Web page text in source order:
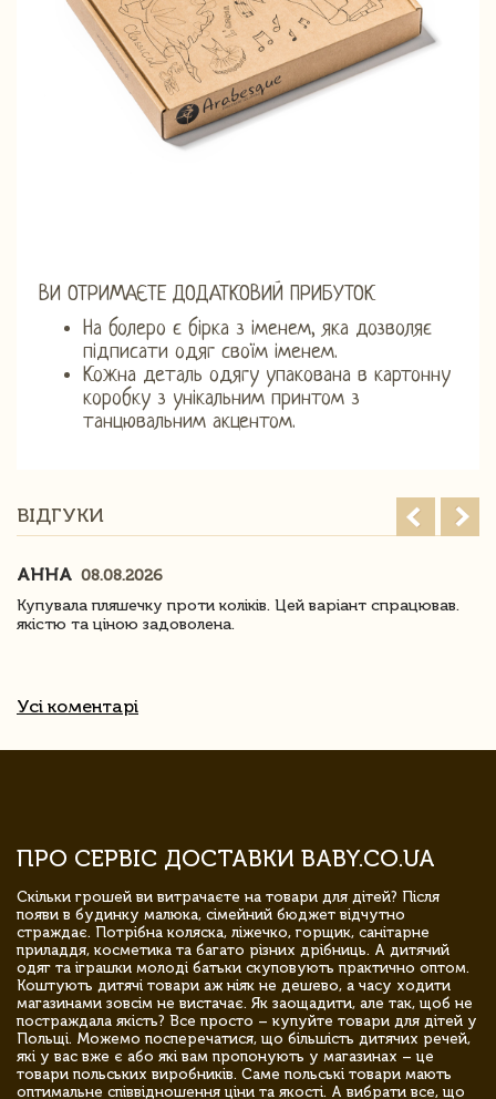
ВИ ОТРИМАЄТЕ ДОДАТКОВИЙ ПРИБУТОК
На болеро є бірка з іменем, яка дозволяє
підписати одяг своїм іменем.
Кожна деталь одягу упакована в картонну
коробку з унікальним принтом з
танцювальним акцентом.
ВІДГУКИ
АННА 08.08.2026
Купувала пляшечку проти коліків. Цей варіант спрацював.
якістю та ціною задоволена.
Усі коментарі
ПРО СЕРВІС ДОСТАВКИ BABY.CO.UA
Скільки грошей ви витрачаєте на товари для дітей? Після
появи в будинку малюка, сімейний бюджет відчутно
страждає. Потрібна коляска, ліжечко, горщик, санітарне
приладдя, косметика та багато різних дрібниць. А дитячий
одяг та іграшки молоді батьки скуповують практично оптом.
Коштують дитячі товари аж ніяк не дешево, а часу ходити
магазинами зовсім не вистачає. Як заощадити, але так, щоб не
постраждала якість? Все просто – купуйте товари для дітей у
Польщі. Можемо посперечатися, що більшість дитячих речей,
які у вас вже є або які вам пропонують у магазинах – це
товари польських виробників. Саме польські товари мають
оптимальне співвідношення ціни та якості. А вибрати все, що